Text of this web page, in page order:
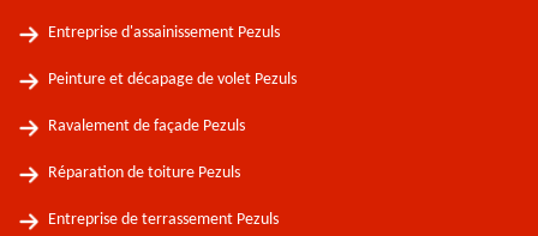
Entreprise d'assainissement Pezuls
Peinture et décapage de volet Pezuls
Ravalement de façade Pezuls
Réparation de toiture Pezuls
Entreprise de terrassement Pezuls